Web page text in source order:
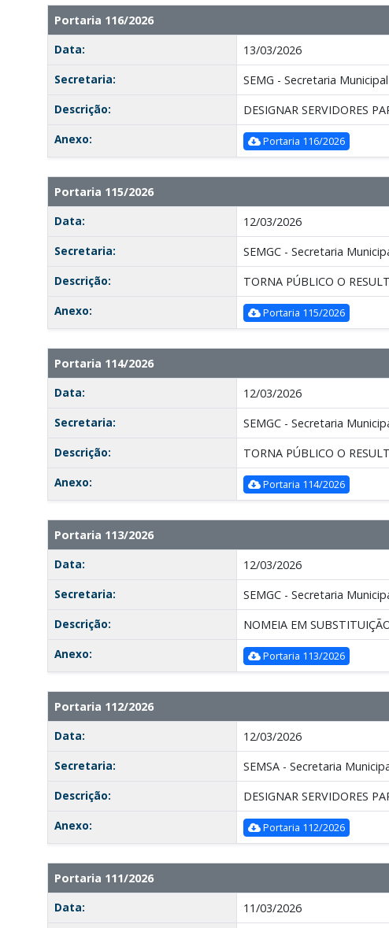
Portaria 116/2026
Data:
13/03/2026
Secretaria:
SEMG - Secretaria
Descrição:
DESIGNAR SERVIDORES
Anexo:
Portaria 116/2026
Portaria 115/2026
Data:
12/03/2026
Secretaria:
SEMGC - Secretaria
Descrição:
TORNA PÚBLICO O
Anexo:
Portaria 115/2026
Portaria 114/2026
Data:
12/03/2026
Secretaria:
SEMGC - Secretaria
Descrição:
TORNA PÚBLICO O
Anexo:
Portaria 114/2026
Portaria 113/2026
Data:
12/03/2026
Secretaria:
SEMGC - Secretaria
Descrição:
NOMEIA EM
Anexo:
Portaria 113/2026
Portaria 112/2026
Data:
12/03/2026
Secretaria:
SEMSA - Secretaria
Descrição:
DESIGNAR SERVIDORES
Anexo:
Portaria 112/2026
Portaria 111/2026
Data:
11/03/2026